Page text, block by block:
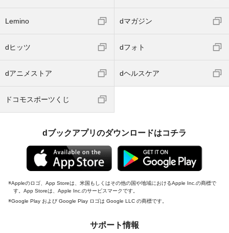
Lemino dマガジン
dヒッツ dフォト
dアニメストア dヘルスケア
ドコモスポーツくじ
dブックアプリのダウンロードはコチラ
Appleのロゴ、App Storeは、米国もしくはその他の国や地域におけるApple Inc.の商標で
す。App Storeは、Apple Inc.のサービスマークです。
Google Play および Google Play ロゴは Google LLC の商標です。
サポート情報